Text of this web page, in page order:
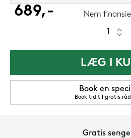
689,- Nem
LÆG I
Book en
Book tid til gratis
Gratis